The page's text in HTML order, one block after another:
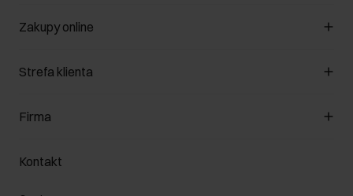
Zakupy online
Zarządzaj cookies
Formy płatności
Jak dokonać zwrotu?
Strefa klienta
Klub Klienta
Zwróć produkty
Firma
O nas
Salony
Kontakt